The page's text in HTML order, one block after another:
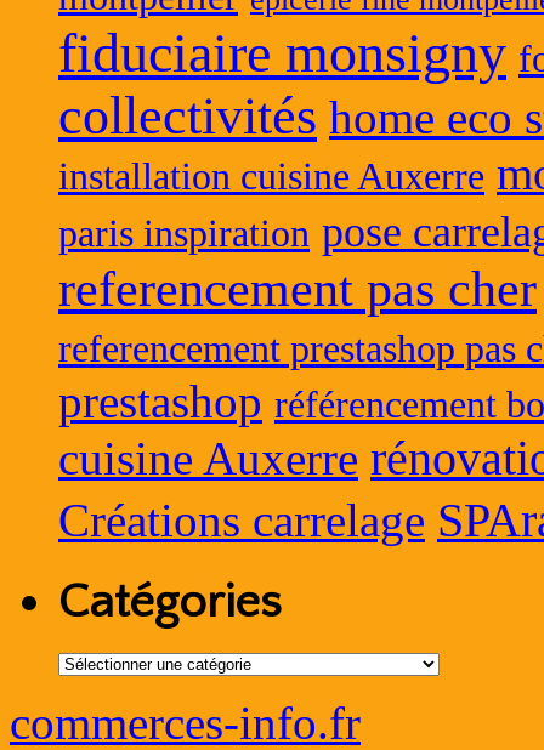
fiduciaire monsigny
collectivités home eco
installation cuisine Auxerre
paris inspiration pose
referencement pas cher
referencement prestashop pas
prestashop référencement
cuisine Auxerre
Créations carrelage
Catégories
Catégories
commerces-info.fr